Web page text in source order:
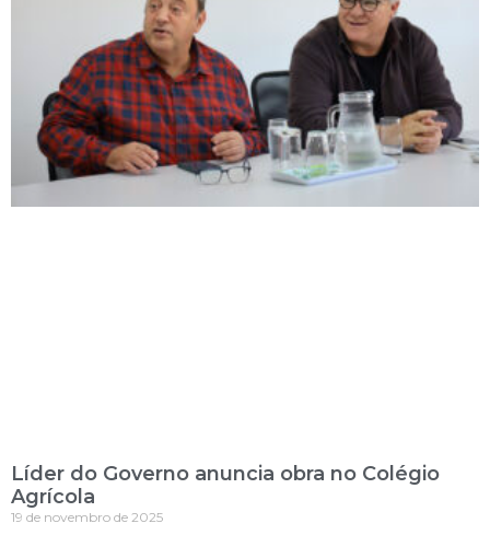
Líder do Governo anuncia obra no Colégio
Agrícola
19 de novembro de 2025